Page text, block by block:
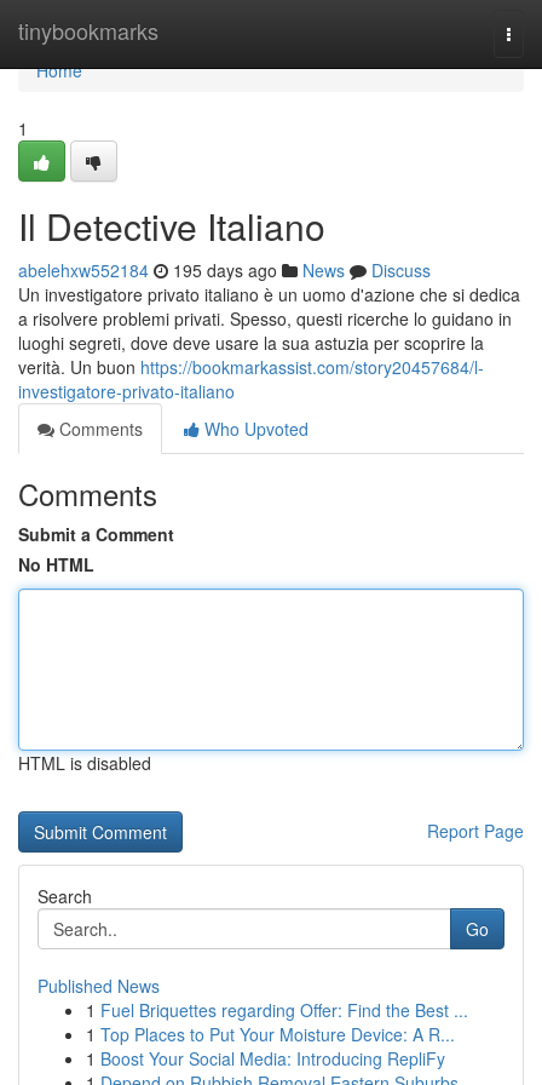
tinybookmarks
Home
Home
1
Il Detective Italiano
abelehxw552184 195 days ago News
Discuss
Un investigatore privato italiano è un uomo d'azione che si dedica
a risolvere problemi privati. Spesso, questi ricerche lo guidano in
luoghi segreti, dove deve usare la sua astuzia per scoprire la
verità. Un buon https://bookmarkassist.com/story20457684/l-
investigatore-privato-italiano
Comments
Who Upvoted
Comments
Submit a Comment
No HTML
HTML is disabled
Report Page
Search
Go
Published News
1 Fuel Briquettes regarding Offer: Find the Best ...
1 Top Places to Put Your Moisture Device: A R...
1 Boost Your Social Media: Introducing RepliFy